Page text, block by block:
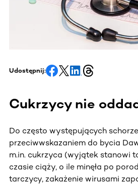
Udostępnij:
Cukrzycy nie
Do często występujących
przeciwwskazaniem do bycia
m.in. cukrzyca (wyjątek stanowi
czasie ciąży, o ile minęła po
tarczycy, zakażenie wirusami